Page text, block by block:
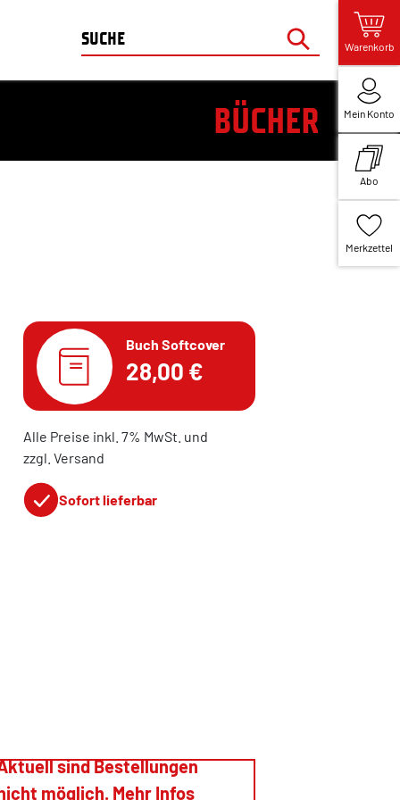
Warenkorb
Mein Konto
Abo
Merkzettel
BÜCHER
Buch Softcover
28,00 €
Alle Preise inkl. 7% MwSt. und
zzgl. Versand
Sofort lieferbar
sind Bestellungen
möglich. Mehr Infos